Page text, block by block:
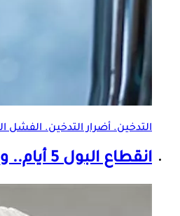
التدخين. أضرار التدخين. الفشل
انقطاع البول 5 أيام.. وإنقاذ مريض من